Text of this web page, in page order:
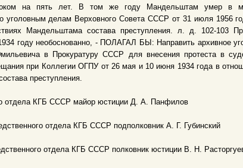
на пять лет. В том же году Мандельштам умер в
уголовным делам Верховного Совета СССР от 31 июля 1956
Мандельштама состава преступления. л. д. 102-103
году необоснованно, - ПОЛАГАЛ БЫ: Направить архивное
в Прокуратуру СССР для внесения протеста в
при Коллегии ОГПУ от 26 мая и 10 июня 1934 года в
преступления.
отдела КГБ СССР майор юстиции Д. А. Панфилов
отдела КГБ СССР подполковник А. Г. Губинский
отдела КГБ СССР полковник юстиции В. Н.